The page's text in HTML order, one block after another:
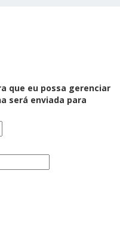
que eu possa gerenciar
será enviada para